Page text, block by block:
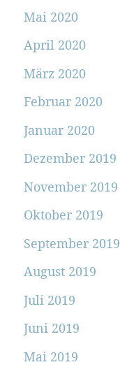
Mai 2020
April 2020
März 2020
Februar 2020
Januar 2020
Dezember 2019
November 2019
Oktober 2019
September 2019
August 2019
Juli 2019
Juni 2019
Mai 2019